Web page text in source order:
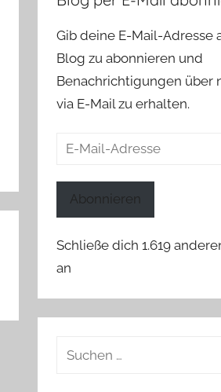
Gib deine E-Mail-Adresse
Blog zu abonnieren und
Benachrichtigungen über
via E-Mail zu erhalten.
E-
Abonnieren
Schließe dich 1.619
an
Suchen